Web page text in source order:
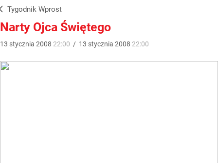
Tygodnik Wprost
Narty Ojca Świętego
13 stycznia 2008 22:00 / 13 stycznia 2008 22:00